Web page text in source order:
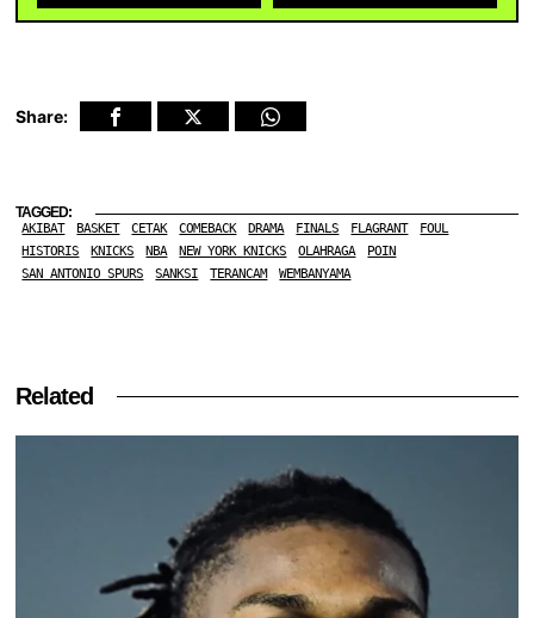
Share:
TAGGED:
AKIBAT BASKET CETAK COMEBACK DRAMA FINALS FLAGRANT
FOUL
HISTORIS
KNICKS NBA NEW YORK KNICKS OLAHRAGA
POIN
SAN ANTONIO SPURS
SANKSI TERANCAM WEMBANYAMA
Related